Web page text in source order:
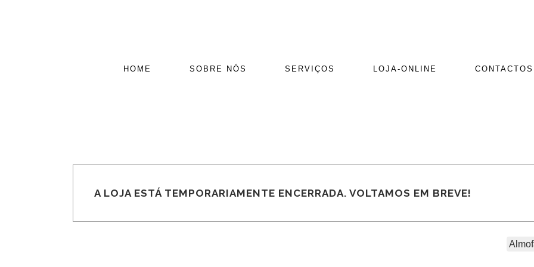
HOME SOBRE NÓS SERVIÇOS LOJA-ONLINE CONTACTOS
A LOJA ESTÁ TEMPORARIAMENTE ENCERRADA. VOLTAMOS EM BREVE!